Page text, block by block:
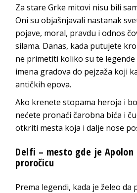
Za stare Grke mitovi nisu bili
Oni su objašnjavali nastanak
pojave, moral, pravdu i odnos
silama. Danas, kada putujete
ne primetiti koliko su te
imena gradova do pejzaža koji
antičkih epova.
Ako krenete stopama heroja i
nećete pronaći čarobna bića i
otkriti mesta koja i dalje nose
Delfi – mesto gde je Apolon
proročicu
Prema legendi, kada je želeo da